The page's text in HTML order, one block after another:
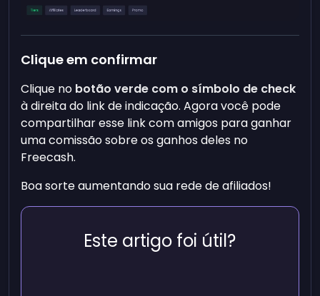
Clique em confirmar
Clique no botão verde com o símbolo de check
à direita do link de indicação. Agora você pode
compartilhar esse link com amigos para ganhar
uma comissão sobre os ganhos deles no
Freecash.
Boa sorte aumentando sua rede de afiliados!
Este artigo foi útil?